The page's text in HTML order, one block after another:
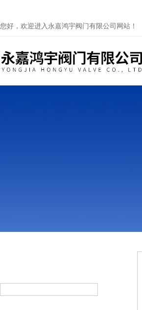
您好，欢迎进入永嘉鸿宇阀门有限公司网站！